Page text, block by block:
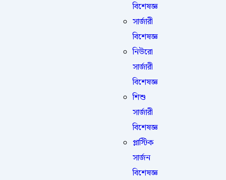
বিশেষজ্ঞ
সার্জারী
বিশেষজ্ঞ
নিউরো
সার্জারী
বিশেষজ্ঞ
শিশু
সার্জারী
বিশেষজ্ঞ
প্লাস্টিক
সার্জন
বিশেষজ্ঞ